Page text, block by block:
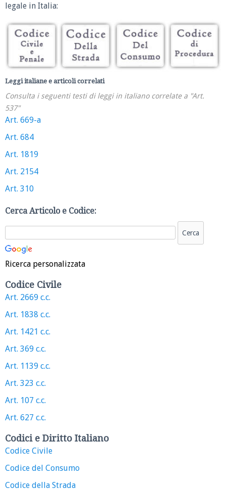
legale in Italia:
Leggi italiane e articoli correlati
Consulta i seguenti testi di leggi in italiano correlate a "Art.
537"
Art. 669-a
Art. 684
Art. 1819
Art. 2154
Art. 310
Cerca Articolo e Codice:
Ricerca personalizzata
Codice Civile
Art. 2669 c.c.
Art. 1838 c.c.
Art. 1421 c.c.
Art. 369 c.c.
Art. 1139 c.c.
Art. 323 c.c.
Art. 107 c.c.
Art. 627 c.c.
Codici e Diritto Italiano
Codice Civile
Codice del Consumo
Codice della Strada